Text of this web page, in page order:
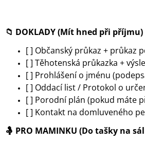
📁 DOKLADY (Mít hned při příjmu)
[ ] Občanský průkaz + průkaz
[ ] Těhotenská průkazka +
[ ] Prohlášení o jménu
[ ] Oddací list / Protokol o
[ ] Porodní plán (pokud máte
[ ] Kontakt na domluveného
🤱 PRO MAMINKU (Do tašky na